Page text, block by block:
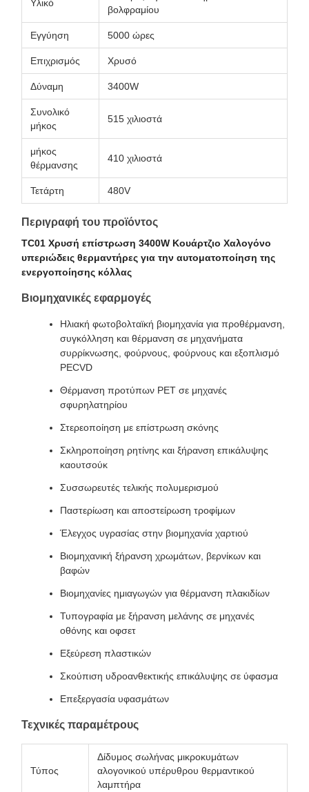
Υλικό
βολφραμίου
Εγγύηση 5000 ώρες
Επιχρισμός Χρυσό
Δύναμη 3400W
Συνολικό
μήκος
515 χιλιοστά
μήκος
θέρμανσης
410 χιλιοστά
Τετάρτη 480V
Περιγραφή του προϊόντος
TC01 Χρυσή επίστρωση 3400W Κουάρτζιο Χαλογόνο
υπεριώδεις θερμαντήρες για την αυτοματοποίηση της
ενεργοποίησης κόλλας
Βιομηχανικές εφαρμογές
Ηλιακή φωτοβολταϊκή βιομηχανία για προθέρμανση,
συγκόλληση και θέρμανση σε μηχανήματα
συρρίκνωσης, φούρνους, φούρνους και εξοπλισμό
PECVD
Θέρμανση προτύπων PET σε μηχανές
σφυρηλατηρίου
Στερεοποίηση με επίστρωση σκόνης
Σκληροποίηση ρητίνης και ξήρανση επικάλυψης
καουτσούκ
Συσσωρευτές τελικής πολυμερισμού
Παστερίωση και αποστείρωση τροφίμων
Έλεγχος υγρασίας στην βιομηχανία χαρτιού
Βιομηχανική ξήρανση χρωμάτων, βερνίκων και
βαφών
Βιομηχανίες ημιαγωγών για θέρμανση πλακιδίων
Τυπογραφία με ξήρανση μελάνης σε μηχανές
οθόνης και οφσετ
Εξεύρεση πλαστικών
Σκούπιση υδροανθεκτικής επικάλυψης σε ύφασμα
Επεξεργασία υφασμάτων
Τεχνικές παραμέτρους
Τύπος
Δίδυμος σωλήνας μικροκυμάτων
αλογονικού υπέρυθρου θερμαντικού
λαμπτήρα